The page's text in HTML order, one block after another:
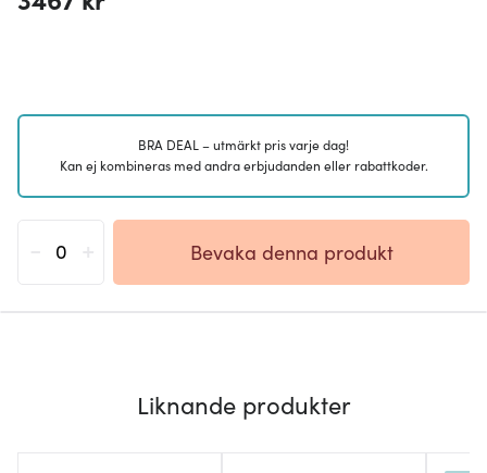
BRA DEAL – utmärkt pris varje dag!
Kan ej kombineras med andra erbjudanden eller rabattkoder.
Bevaka denna produkt
Liknande produkter